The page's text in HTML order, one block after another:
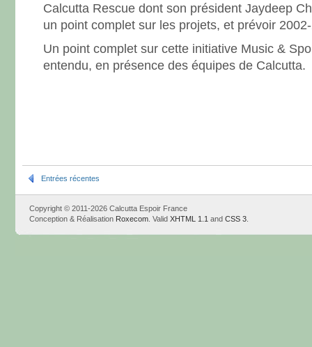
Calcutta Rescue dont son président Jaydeep
un point complet sur les projets, et prévoir
Un point complet sur cette initiative Music &
entendu, en présence des équipes de Calcutta.
Entrées récentes
Copyright © 2011-2026 Calcutta Espoir France
Conception & Réalisation Roxecom . Valid XHTML 1.1 and CSS 3